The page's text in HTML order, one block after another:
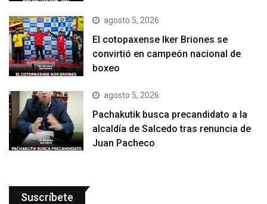
agosto 5, 2026
El cotopaxense Iker Briones se
convirtió en campeón nacional de
boxeo
agosto 5, 2026
Pachakutik busca precandidato a la
alcaldía de Salcedo tras renuncia de
Juan Pacheco
Suscríbete